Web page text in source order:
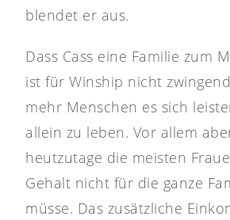
blendet er aus.
Dass Cass eine Familie zum
ist für Winship nicht
mehr Menschen es sich
allein zu leben. Vor allem
heutzutage die meisten
Gehalt nicht für die ganze
müsse. Das zusätzliche